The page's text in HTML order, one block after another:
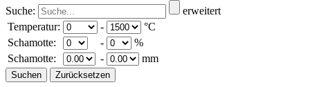
Suche:
erweitert
Temperatur:
-
°C
Schamotte:
-
%
Schamotte:
- mm